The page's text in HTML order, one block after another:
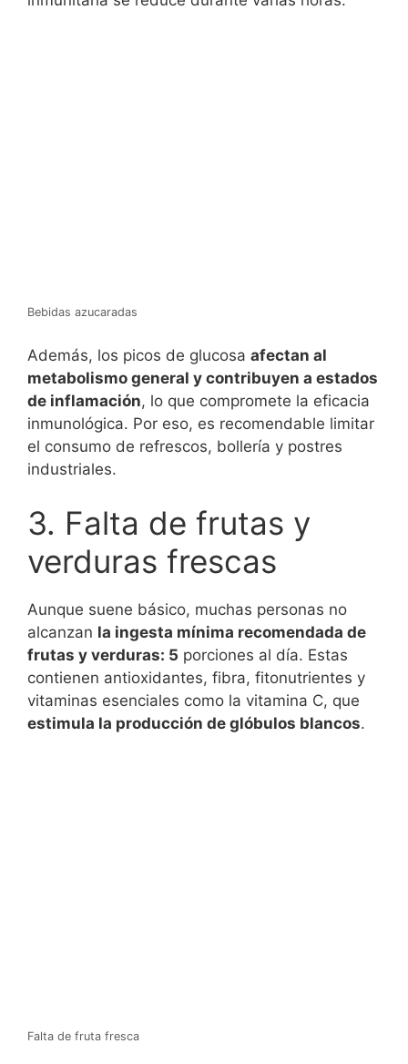
Bebidas azucaradas
Además, los picos de glucosa afectan al
metabolismo general y contribuyen a estados
de inflamación, lo que compromete la eficacia
inmunológica. Por eso, es recomendable limitar
el consumo de refrescos, bollería y postres
industriales.
3. Falta de frutas y
verduras frescas
Aunque suene básico, muchas personas no
alcanzan la ingesta mínima recomendada de
frutas y verduras: 5 porciones al día. Estas
contienen antioxidantes, fibra, fitonutrientes y
vitaminas esenciales como la vitamina C, que
estimula la producción de glóbulos blancos.
Falta de fruta fresca